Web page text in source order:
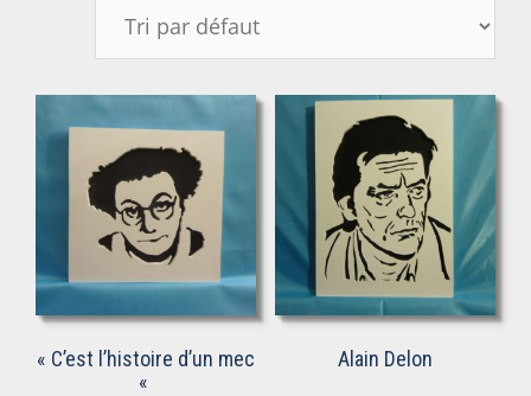
« C’est l’histoire d’un mec
«
Alain Delon